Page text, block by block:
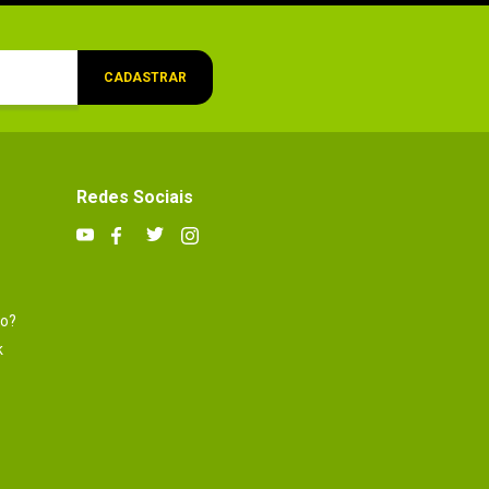
CADASTRAR
Redes Sociais